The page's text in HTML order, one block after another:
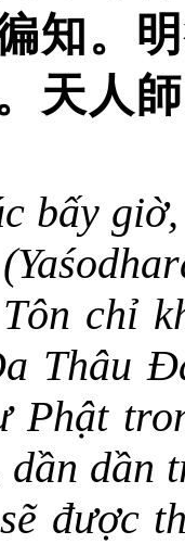
知。
天人
bấy
chỉ
Thâu
Phật
dần
được